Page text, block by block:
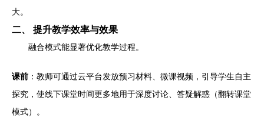
大。
二、 提升教学效率与效果
融合模式能显著优化教学过程。
课前 ：教师可通过云平台发放预习材料、微课视频，引导学生自主
探究，使线下课堂时间更多地用于深度讨论、答疑解惑（翻转课堂
模式）。